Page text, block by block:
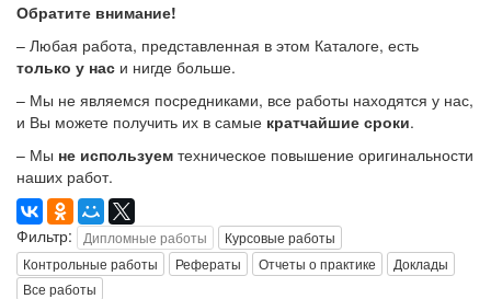
Обратите внимание!
– Любая работа, представленная в этом Каталоге, есть
только у нас и нигде больше.
– Мы не являемся посредниками, все работы находятся у нас,
и Вы можете получить их в самые кратчайшие сроки.
– Мы не используем техническое повышение оригинальности
наших работ.
Фильтр: Дипломные работы
Курсовые работы
Контрольные работы
Рефераты Отчеты о практике
Доклады
Все работы